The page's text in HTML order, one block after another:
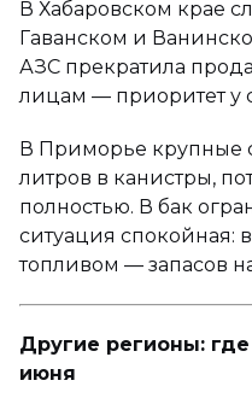
В Хабаровском крае
Гаванском и
АЗС прекратила
лицам — приоритет у
В Приморье крупные
литров в канистры,
полностью. В бак
ситуация спокойная:
топливом — запасов
Другие регионы:
июня